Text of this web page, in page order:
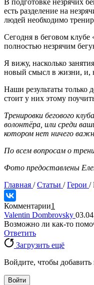
В подготовке незрячих
есть разделение на
людей необходимо
Сегодня в беговом
полностью незрячим
Я вижу, насколько
новый смысл в жизни, и,
Наши результаты только
стоит у них этому
Тренировки бегового
волонтёра, или среди
котором нет ничего
По всем вопросам о
Фото предоставлены
Главная /Статьи /Герои /
Комментарии1
Valentin Dombrovsky
Возможно ли как-то
Ответить
Загрузить ещё
Войдите, чтобы
Войти